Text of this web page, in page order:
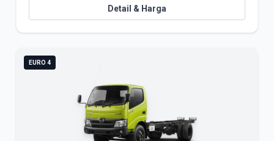
Detail & Harga
EURO 4